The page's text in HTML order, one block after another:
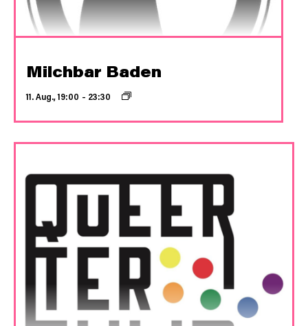
Milchbar Baden
11. Aug., 19:00 – 23:30